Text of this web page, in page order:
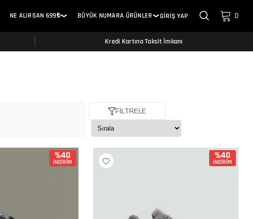
NE ALIRSAN 699₺❯ BÜYÜK NUMARA ÜRÜNLER ❯GİRİŞ YAP 0
Kredi Kartına Taksit İmkanı
FİLTRELE
%40
İNDİRİM
%40
İNDİRİM